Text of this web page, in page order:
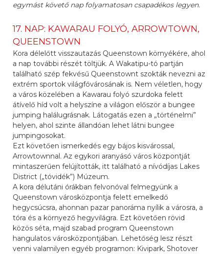
egymást követő nap folyamatosan csapadékos legyen.
17. NAP: KAWARAU FOLYÓ, ARROWTOWN,
QUEENSTOWN
Kora délelőtt visszautazás Queenstown környékére, ahol
a nap további részét töltjük. A Wakatipu-tó partján
található szép fekvésű Queenstownt szokták nevezni az
extrém sportok világfővárosának is. Nem véletlen, hogy
a város közelében a Kawarau folyó szurdoka felett
átívelő híd volt a helyszíne a világon először a bungee
jumping halálugrásnak. Látogatás ezen a „történelmi”
helyen, ahol szinte állandóan lehet látni bungee
jumpingosokat.
Ezt követően ismerkedés egy bájos kisvárossal,
Arrowtownnal. Az egykori aranyásó város központját
mintaszerűen felújították, itt található a nívódíjas Lakes
District („tóvidék”) Múzeum.
A kora délutáni órákban felvonóval felmegyünk a
Queenstown városközpontja felett emelkedő
hegycsúcsra, ahonnan pazar panoráma nyílik a városra, a
tóra és a környező hegyvilágra. Ezt követően rövid
közös séta, majd szabad program Queenstown
hangulatos városközpontjában. Lehetőség lesz részt
venni valamilyen egyéb programon: Kivipark, Shotover